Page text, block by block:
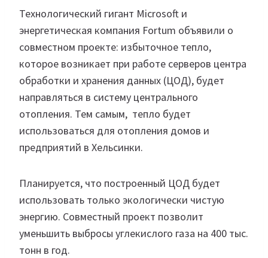
Технологический гигант Microsoft и
энергетическая компания Fortum объявили о
совместном проекте: избыточное тепло,
которое возникает при работе серверов центра
обработки и хранения данных (ЦОД), будет
направляться в систему центрального
отопления. Тем самым, тепло будет
использоваться для отопления домов и
предприятий в Хельсинки.
Планируется, что построенный ЦОД будет
использовать только экологически чистую
энергию. Совместный проект позволит
уменьшить выбросы углекислого газа на 400 тыс.
тонн в год.